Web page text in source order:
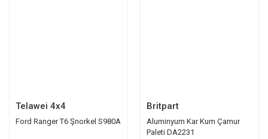
Telawei 4x4
Ford Ranger T6 Şnorkel S980A
Britpart
Aluminyum Kar Kum Çamur
Paleti DA2231